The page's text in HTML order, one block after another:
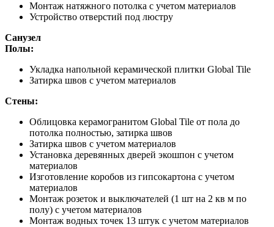
Монтаж натяжного потолка с учетом материалов
Устройство отверстий под люстру
Санузел
Полы:
Укладка напольной керамической плитки Global Tile
Затирка швов с учетом материалов
Стены:
Облицовка керамогранитом Global Tile от пола до
потолка полностью, затирка швов
Затирка швов с учетом материалов
Установка деревянных дверей экошпон с учетом
материалов
Изготовление коробов из гипсокартона с учетом
материалов
Монтаж розеток и выключателей (1 шт на 2 кв м по
полу) с учетом материалов
Монтаж водных точек 13 штук с учетом материалов